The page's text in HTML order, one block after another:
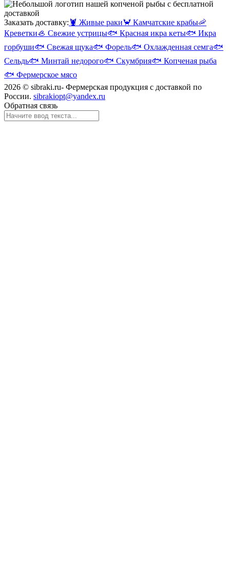
Заказать доставку: 🦞 Живые раки🦀 Камчатские крабы🦐
Креветки🦪 Свежие устрицы🐟 Красная икра кеты🐟 Икра
горбуши🐟 Свежая щука🐟 Форель🐟 Охлажденная семга🐟
Сельдь🐟 Минтай недорого🐟 Скумбрия🐟 Копченая рыба
🐟 Фермерское мясо
2026 © sibraki.ru- Фермерская продукция с доставкой по
России. sibrakiopt@yandex.ru
Обратная связь